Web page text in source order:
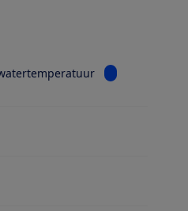
Bekijk
Uitvoering
voor Koudemiddel